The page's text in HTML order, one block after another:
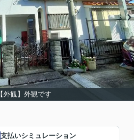
【外観】外観です
支払いシミュレーション